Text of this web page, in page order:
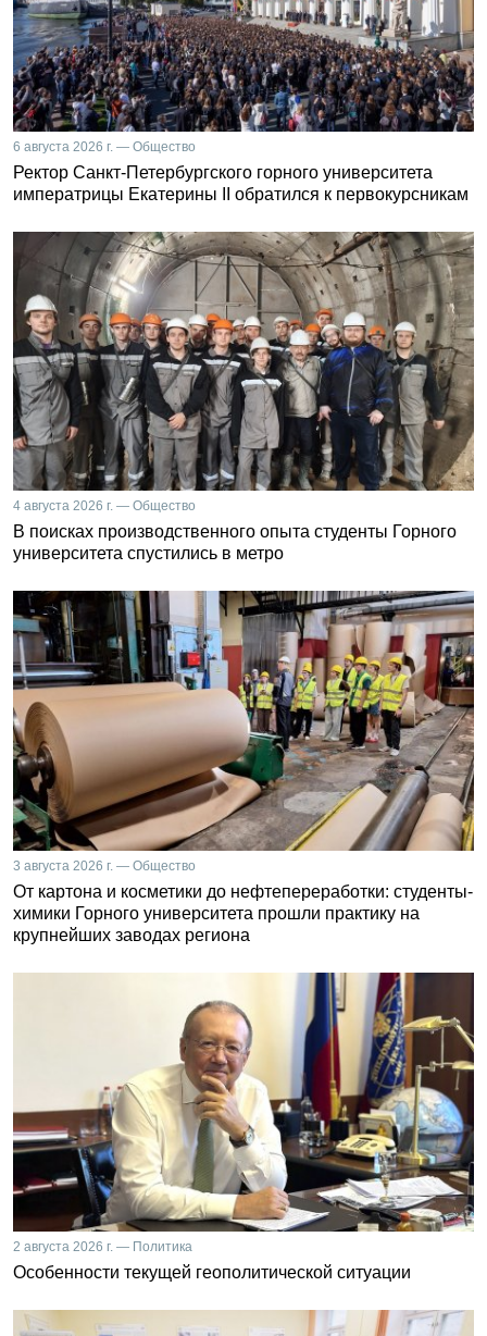
6 августа 2026 г. — Общество
Ректор Санкт-Петербургского горного университета
императрицы Екатерины II обратился к первокурсникам
4 августа 2026 г. — Общество
В поисках производственного опыта студенты Горного
университета спустились в метро
3 августа 2026 г. — Общество
От картона и косметики до нефтепереработки: студенты-
химики Горного университета прошли практику на
крупнейших заводах региона
2 августа 2026 г. — Политика
Особенности текущей геополитической ситуации